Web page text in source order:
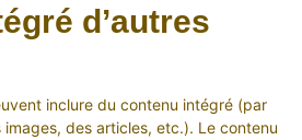
d’autres
inclure du contenu intégré (par
des articles, etc.). Le contenu